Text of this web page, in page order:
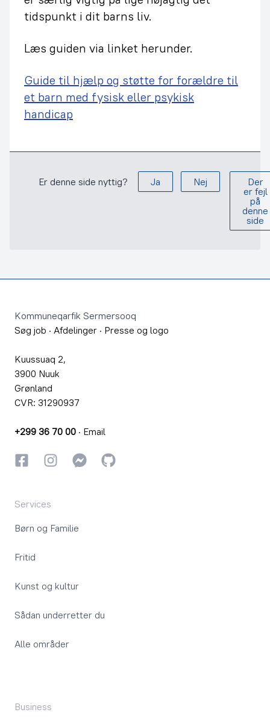
tidspunkt i dit barns liv.
Læs guiden via linket herunder.
Guide til hjælp og støtte for forældre til
et barn med fysisk eller psykisk
handicap
Er denne side nyttig? Ja Nej
Der
er fejl
på
denne
side
Kommuneqarfik Sermersooq
Søg job · Afdelinger · Presse og logo
Kuussuaq 2,
3900 Nuuk
Grønland
CVR: 31290937
+299 36 70 00 · Email
FacebookInstagramInstagram
GitHub
Services
Børn og Familie
Fritid
Kunst og kultur
Sådan underretter du
Alle områder
Business